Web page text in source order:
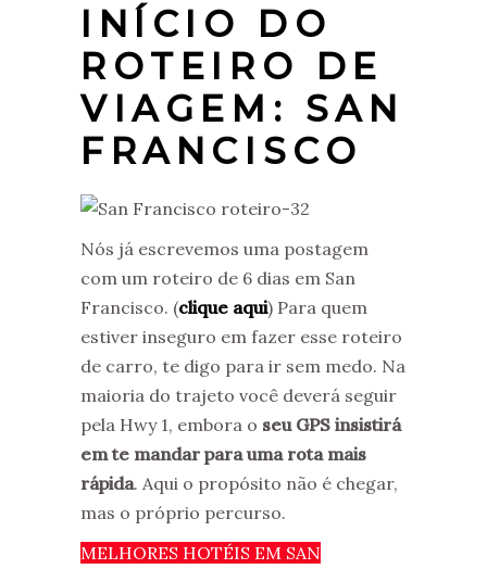
INÍCIO DO
ROTEIRO DE
VIAGEM: SAN
FRANCISCO
Nós já escrevemos uma postagem
com um roteiro de 6 dias em San
Francisco. (clique aqui) Para quem
estiver inseguro em fazer esse roteiro
de carro, te digo para ir sem medo. Na
maioria do trajeto você deverá seguir
pela Hwy 1, embora o seu GPS insistirá
em te mandar para uma rota mais
rápida. Aqui o propósito não é chegar,
mas o próprio percurso.
MELHORES HOTÉIS EM SAN